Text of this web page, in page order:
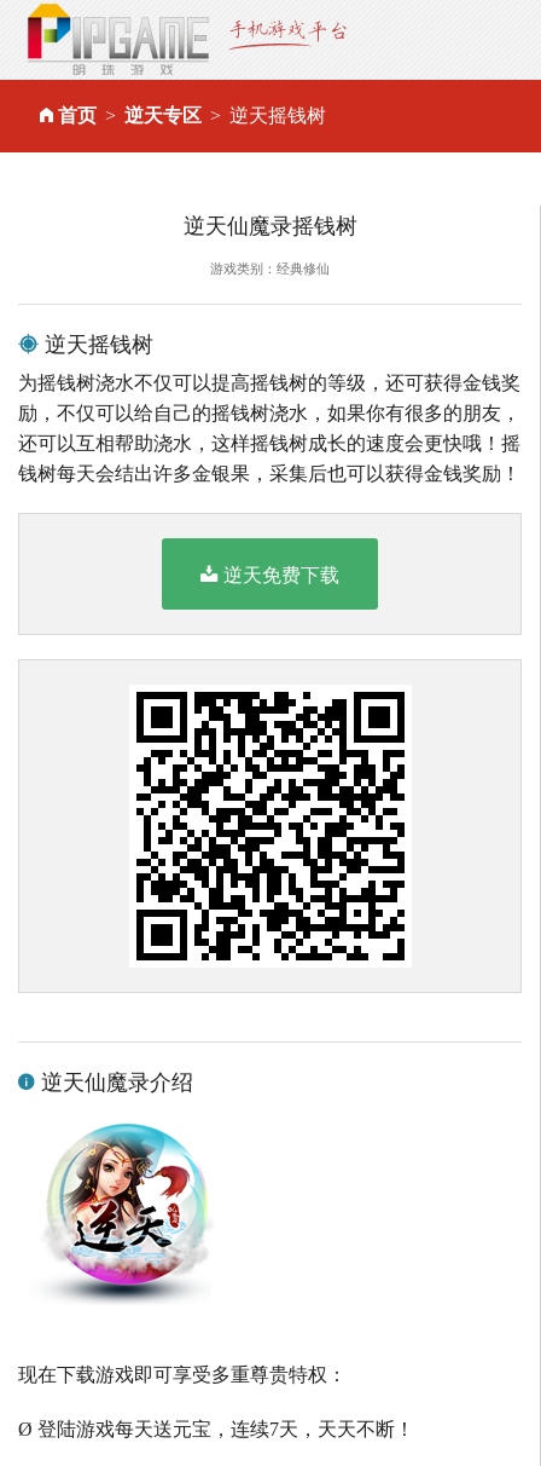
首页 逆天专区 逆天摇钱树
逆天仙魔录摇钱树
游戏类别：经典修仙
逆天摇钱树
为摇钱树浇水不仅可以提高摇钱树的等级，还可获得金钱奖
励，不仅可以给自己的摇钱树浇水，如果你有很多的朋友，
还可以互相帮助浇水，这样摇钱树成长的速度会更快哦！摇
钱树每天会结出许多金银果，采集后也可以获得金钱奖励！
逆天免费下载
逆天仙魔录介绍
现在下载游戏即可享受多重尊贵特权：
Ø 登陆游戏每天送元宝，连续7天，天天不断！